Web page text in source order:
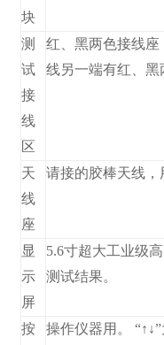
块
测
试
接
线
区
红、黑两色接线
线另一端有红、黑
天
线
座
请接的胶棒天线，
显
示
屏
5.6寸超大工业级
测试结果。
按
操作仪器用。